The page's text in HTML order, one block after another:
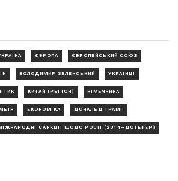
ЄВРОПА ЄВРОПЕЙСЬКИЙ СОЮЗ
ВОЛОДИМИР ЗЕЛЕНСЬКИЙ УКРАЇНЦІ
КИТАЙ (РЕГІОН) НІМЕЧЧИНА
ЕКОНОМІКА ДОНАЛЬД ТРАМП
САНКЦІЇ ЩОДО РОСІЇ (2014—ДОТЕПЕР)